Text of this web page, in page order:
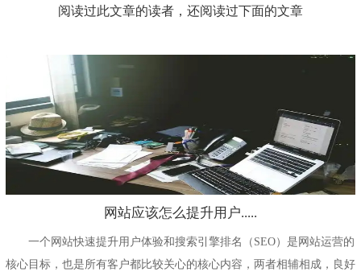
阅读过此文章的读者，还阅读过下面的文章
网站应该怎么提升用户.....
一个网站快速提升用户体验和搜索引擎排名（SEO）是网站运营的
核心目标，也是所有客户都比较关心的核心内容，两者相辅相成，良好